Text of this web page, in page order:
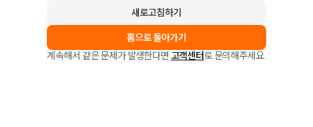
새로고침하기
홈으로 돌아가기
계속해서 같은 문제가 발생한다면 고객센터로 문의해주세요.